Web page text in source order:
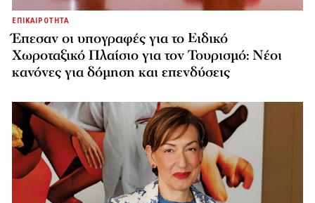
ΕΠΙΚΑΙΡΟΤΗΤΑ
Έπεσαν οι υπογραφές για το Ειδικό
Χωροταξικό Πλαίσιο για τον Τουρισμό: Νέοι
κανόνες για δόμηση και επενδύσεις